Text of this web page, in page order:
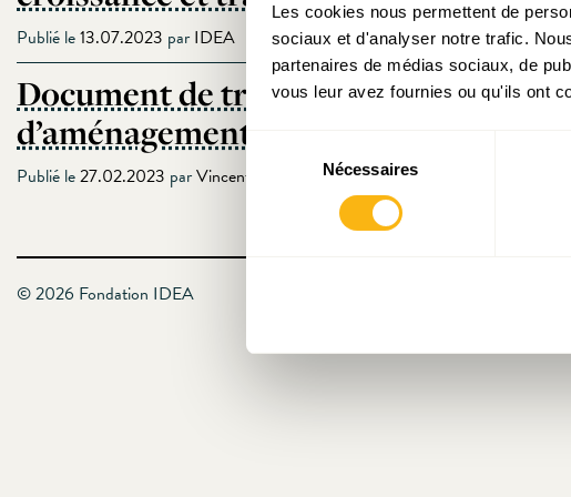
Les cookies nous permettent de
sociaux et d'analyser notre trafic.
partenaires de médias sociaux, de
vous leur avez fournies ou qu'ils ont
Sélection
consentement
Nécessaires
Publié le13.07.2023 par IDEA
Document de travail N°21 :
d’aménagement du territoire (PDAT)
Publié le27.02.2023 parVincent Hein
© 2026 Fondation IDEA